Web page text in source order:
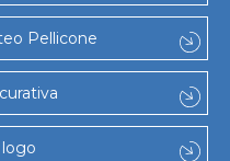
Pellicone
logo